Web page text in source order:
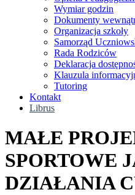
Wymiar godzin
Dokumenty
Organizacja szkoły
Samorząd
Rada Rodziców
Deklaracja
Klauzula
Tutoring
Kontakt
Librus
MAŁE
SPORTOWE
DZIAŁANIA